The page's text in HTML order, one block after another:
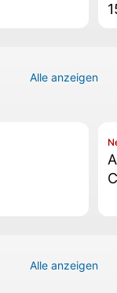
Alle anzeigen
Alle anzeigen